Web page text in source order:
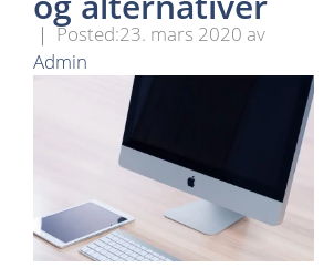
23. mars 2020 av
Admin